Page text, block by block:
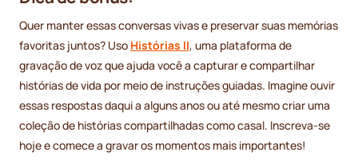
Quer manter essas conversas vivas e preservar suas memórias
favoritas juntos? Uso Histórias II, uma plataforma de
gravação de voz que ajuda você a capturar e compartilhar
histórias de vida por meio de instruções guiadas. Imagine ouvir
essas respostas daqui a alguns anos ou até mesmo criar uma
coleção de histórias compartilhadas como casal. Inscreva-se
hoje e comece a gravar os momentos mais importantes!